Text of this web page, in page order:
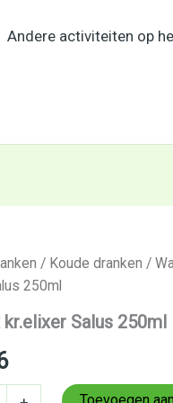
Andere activiteiten op
/ Koude dranken /
250ml
Salus 250ml